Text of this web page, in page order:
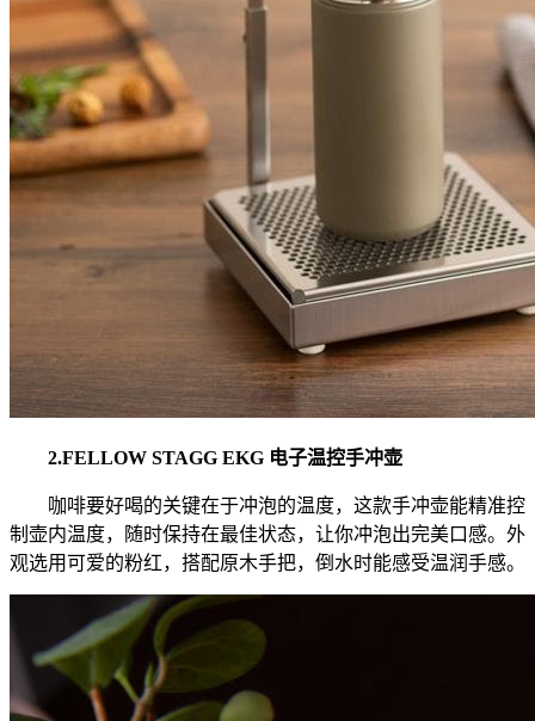
2.FELLOW STAGG EKG 电子温控手冲壶
咖啡要好喝的关键在于冲泡的温度，这款手冲壶能精准控
制壶内温度，随时保持在最佳状态，让你冲泡出完美口感。外
观选用可爱的粉红，搭配原木手把，倒水时能感受温润手感。